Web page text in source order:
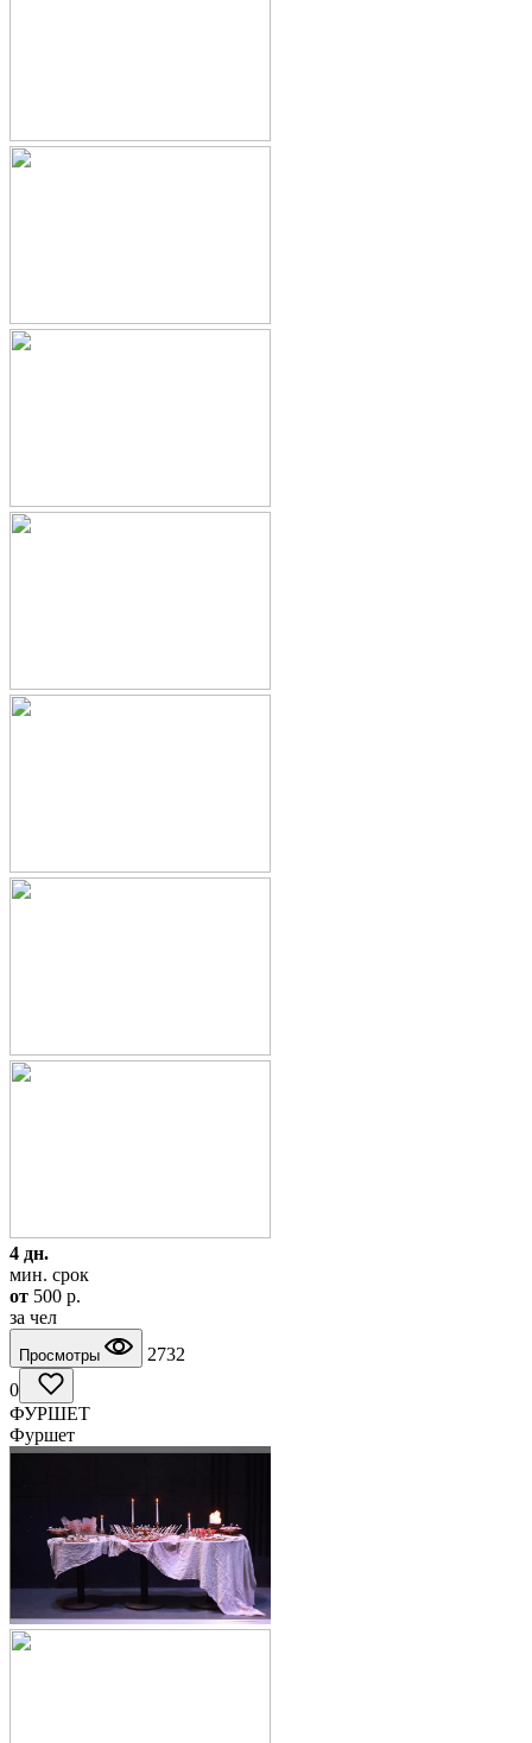
4 дн.
мин. срок
от 500 p.
за чел
Просмотры
2732
0
ФУРШЕТ
Фуршет